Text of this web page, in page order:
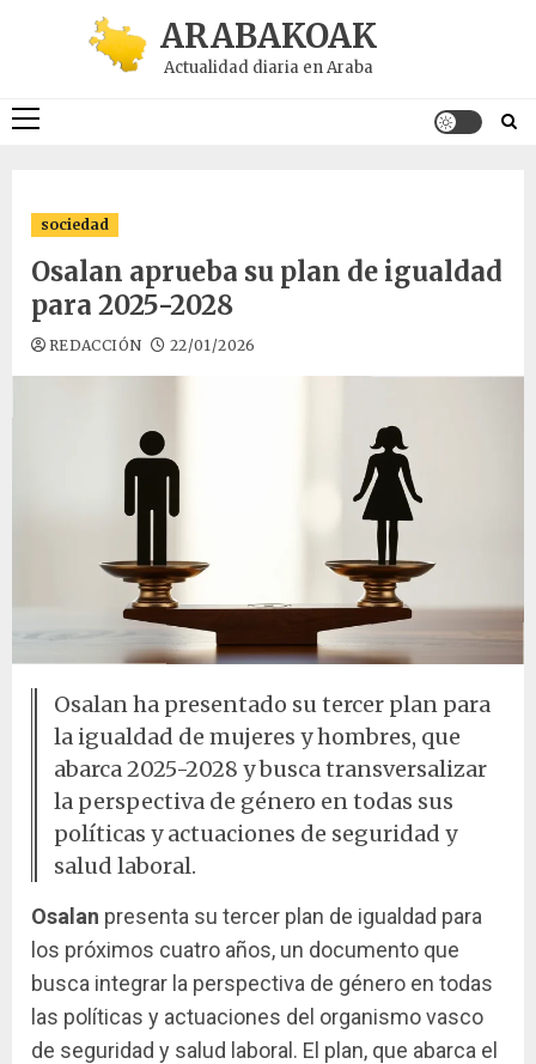
ARABAKOAK
Actualidad diaria en Araba
Menú
sociedad
Osalan aprueba su plan de igualdad
para 2025-2028
REDACCIÓN 22/01/2026
Osalan ha presentado su tercer plan para
la igualdad de mujeres y hombres, que
abarca 2025-2028 y busca transversalizar
la perspectiva de género en todas sus
políticas y actuaciones de seguridad y
salud laboral.
Osalan presenta su tercer plan de igualdad para
los próximos cuatro años, un documento que
busca integrar la perspectiva de género en todas
las políticas y actuaciones del organismo vasco
de seguridad y salud laboral. El plan, que abarca el